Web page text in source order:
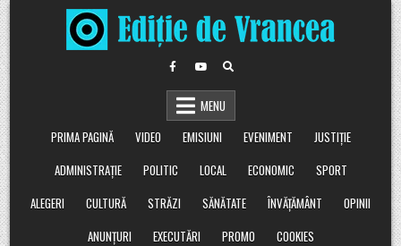
Skip
to
content
MENU
PRIMA PAGINĂ
VIDEO EMISIUNI EVENIMENT
JUSTIȚIE
ADMINISTRAȚIE
POLITIC LOCAL ECONOMIC
SPORT
ALEGERI
CULTURĂ STRĂZI SĂNĂTATE ÎNVĂȚĂMÂNT
OPINII
ANUNȚURI
EXECUTĂRI PROMO COOKIES